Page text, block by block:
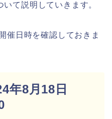
て説明していきます。
催日時を確認しておきま
年8月18日